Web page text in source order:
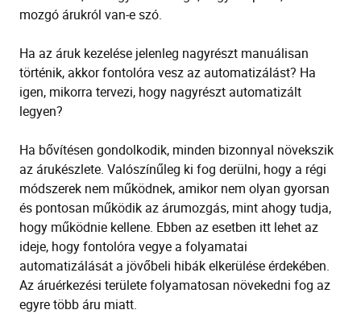
mozgó árukról van-e szó.
Ha az áruk kezelése jelenleg nagyrészt manuálisan
történik, akkor fontolóra vesz az automatizálást? Ha
igen, mikorra tervezi, hogy nagyrészt automatizált
legyen?
Ha bővítésen gondolkodik, minden bizonnyal növekszik
az árukészlete. Valószínűleg ki fog derülni, hogy a régi
módszerek nem működnek, amikor nem olyan gyorsan
és pontosan működik az árumozgás, mint ahogy tudja,
hogy működnie kellene. Ebben az esetben itt lehet az
ideje, hogy fontolóra vegye a folyamatai
automatizálását a jövőbeli hibák elkerülése érdekében.
Az áruérkezési területe folyamatosan növekedni fog az
egyre több áru miatt.